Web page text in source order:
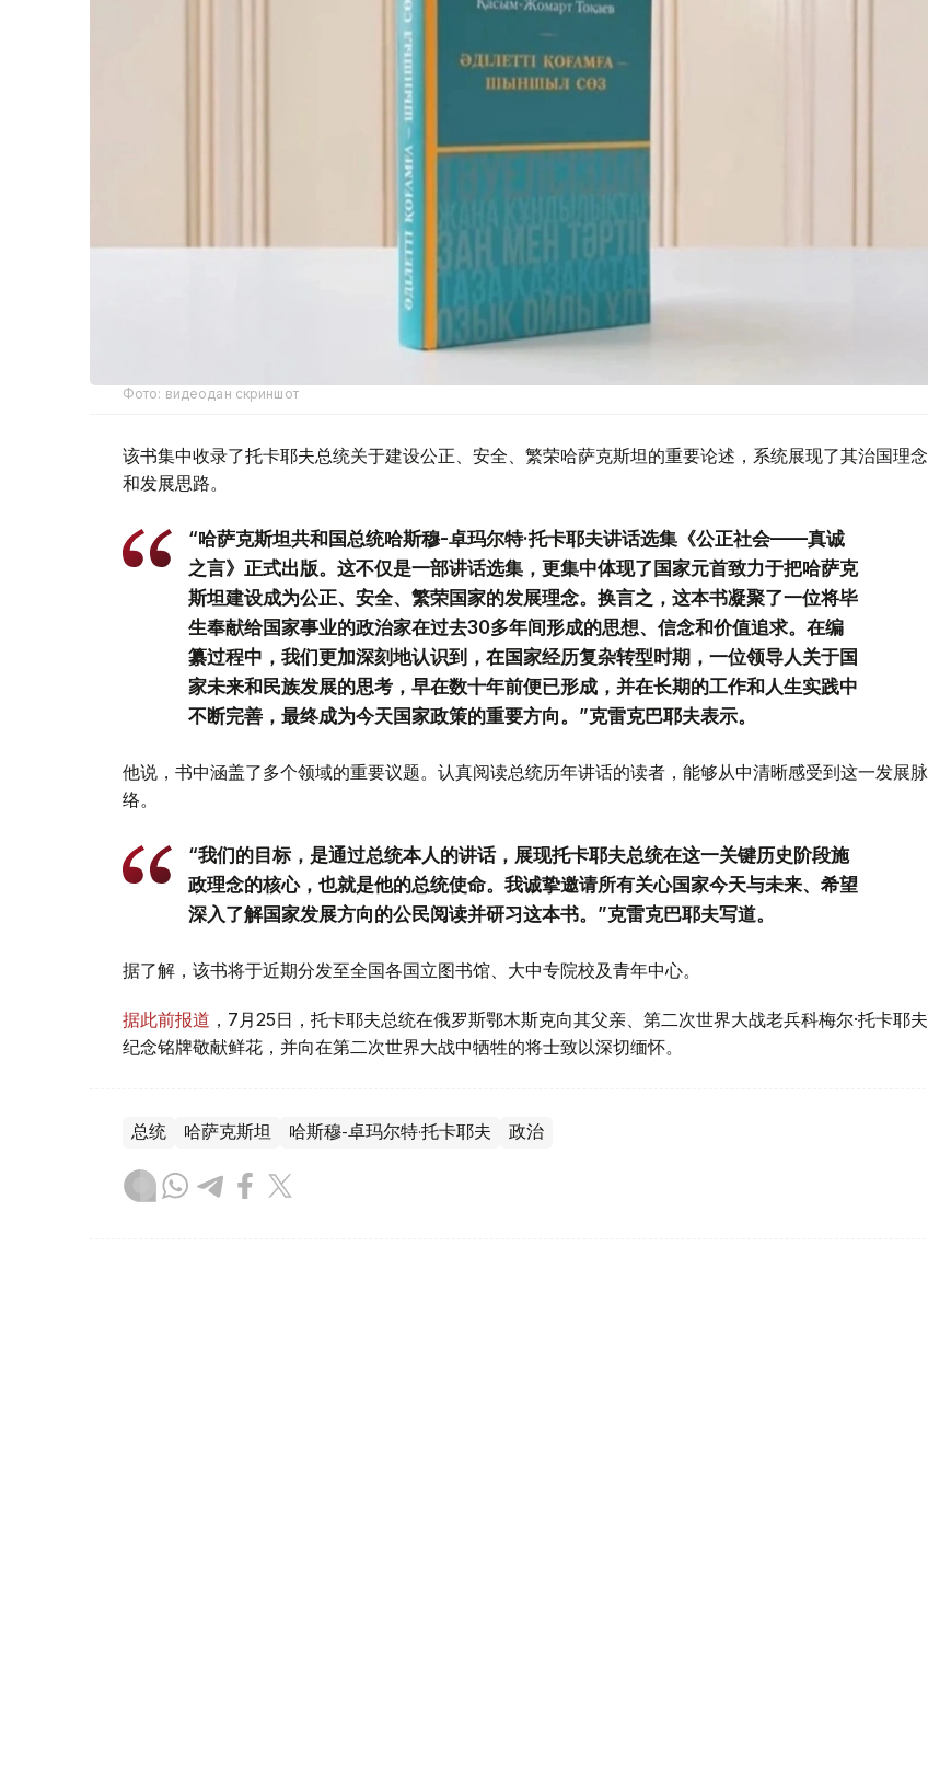
Фото: видеодан скриншот
该书集中收录了托卡耶夫总统关于建设公正、安全、繁荣哈萨克斯坦的重要论述，系统展现了其治国理念
和发展思路。
“哈萨克斯坦共和国总统哈斯穆-卓玛尔特·托卡耶夫讲话选集《公正社会——真诚
之言》正式出版。这不仅是一部讲话选集，更集中体现了国家元首致力于把哈萨克
斯坦建设成为公正、安全、繁荣国家的发展理念。换言之，这本书凝聚了一位将毕
生奉献给国家事业的政治家在过去30多年间形成的思想、信念和价值追求。在编
纂过程中，我们更加深刻地认识到，在国家经历复杂转型时期，一位领导人关于国
家未来和民族发展的思考，早在数十年前便已形成，并在长期的工作和人生实践中
不断完善，最终成为今天国家政策的重要方向。”克雷克巴耶夫表示。
他说，书中涵盖了多个领域的重要议题。认真阅读总统历年讲话的读者，能够从中清晰感受到这一发展脉
络。
“我们的目标，是通过总统本人的讲话，展现托卡耶夫总统在这一关键历史阶段施
政理念的核心，也就是他的总统使命。我诚挚邀请所有关心国家今天与未来、希望
深入了解国家发展方向的公民阅读并研习这本书。”克雷克巴耶夫写道。
据了解，该书将于近期分发至全国各国立图书馆、大中专院校及青年中心。
据此前报道 ，7月25日，托卡耶夫总统在俄罗斯鄂木斯克向其父亲、第二次世界大战老兵科梅尔·托卡耶夫
纪念铭牌敬献鲜花，并向在第二次世界大战中牺牲的将士致以深切缅怀。
总统 哈萨克斯坦 哈斯穆-卓玛尔特·托卡耶夫 政治